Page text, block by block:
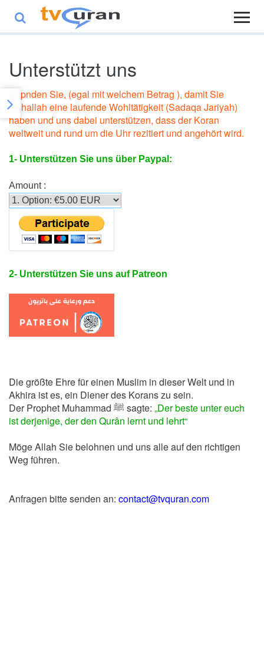
Unterstützt uns
Sepnden Sie, (egal mit welchem Betrag ), damit Sie
Inshallah eine laufende Wohltätigkeit (Sadaqa Jariyah)
haben und uns dabei unterstützen, dass der Koran
weltweit und rund um die Uhr rezitiert und angehört wird.
1- Unterstützen Sie uns über Paypal:
Amount :
2- Unterstützen Sie uns auf Patreon
Die größte Ehre für einen Muslim in dieser Welt und in
Akhira ist es, ein Diener des Korans zu sein.
Der Prophet Muhammad ﷺ sagte: „Der beste unter euch
ist derjenige, der den Qurân lernt und lehrt“
Möge Allah Sie belohnen und uns alle auf den richtigen
Weg führen.
Anfragen bitte senden an: contact@tvquran.com